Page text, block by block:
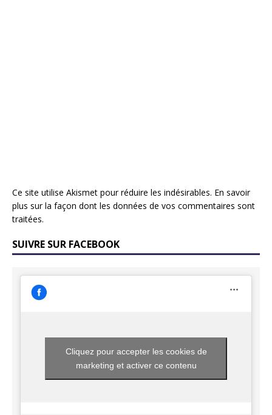
Ce site utilise Akismet pour réduire les indésirables. En savoir
plus sur la façon dont les données de vos commentaires sont
traitées.
SUIVRE SUR FACEBOOK
Cliquez pour accepter les cookies de
marketing et activer ce contenu